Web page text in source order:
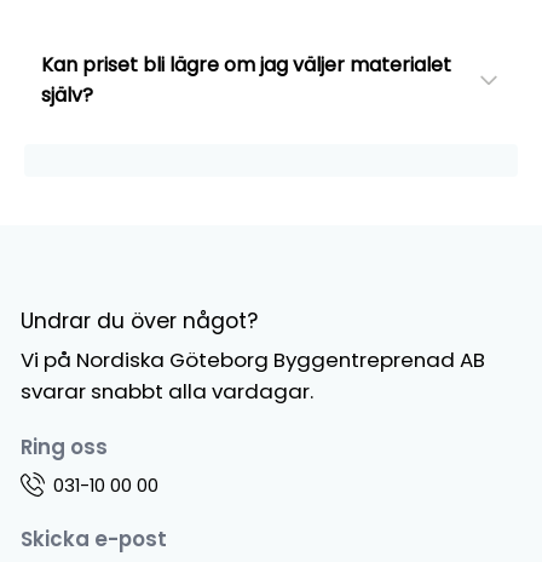
Kan priset bli lägre om jag väljer materialet
själv?
Undrar du över något?
Vi på Nordiska Göteborg Byggentreprenad AB
svarar snabbt alla vardagar.
Ring oss
031-10 00 00
Skicka e-post